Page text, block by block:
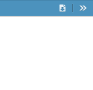
Descargar